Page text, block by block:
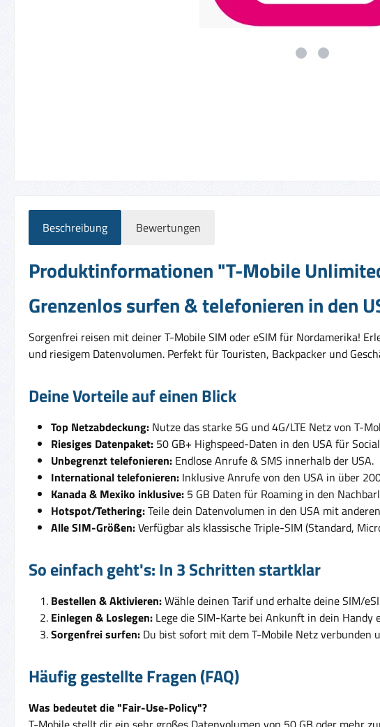
Beschreibung Bewertungen
Produktinformationen "T-Mobile
Grenzenlos surfen & telefonieren in den
Sorgenfrei reisen mit deiner T-Mobile SIM oder eSIM für Nordamerika!
und riesigem Datenvolumen. Perfekt für Touristen, Backpacker und
Deine Vorteile auf einen Blick
Top Netzabdeckung: Nutze das starke 5G und 4G/LTE Netz von T-
Riesiges Datenpaket: 50 GB+ Highspeed-Daten in den USA für
Unbegrenzt telefonieren: Endlose Anrufe & SMS innerhalb der USA.
International telefonieren: Inklusive Anrufe von den USA in über
Kanada & Mexiko inklusive: 5 GB Daten für Roaming in den
Hotspot/Tethering:Teile dein Datenvolumen in den USA mit
Alle SIM-Größen:Verfügbar als klassische Triple-SIM (Standard,
So einfach geht's: In 3 Schritten startklar
Bestellen & Aktivieren:Wähle deinen Tarif und erhalte deine SIM/
Einlegen & Loslegen: Lege die SIM-Karte bei Ankunft in dein Handy
Sorgenfrei surfen: Du bist sofort mit dem T-Mobile Netz verbunden
Häufig gestellte Fragen (FAQ)
Was bedeutet die "Fair-Use-Policy"?